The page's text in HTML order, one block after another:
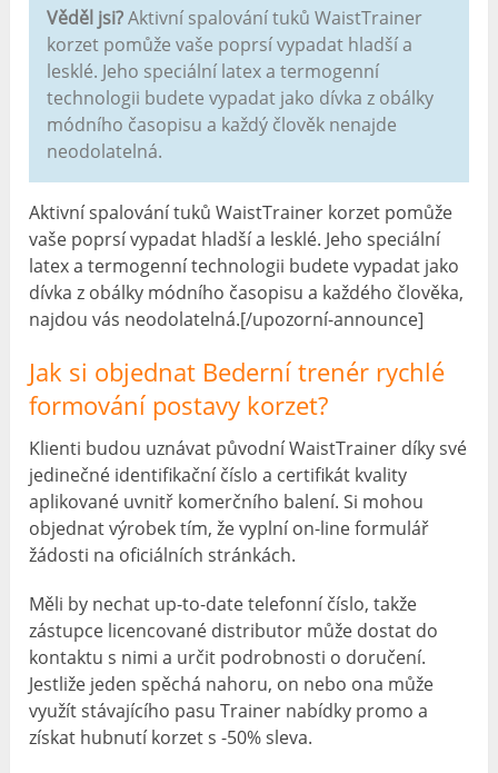
Věděl jsi?Aktivní spalování tuků WaistTrainer
korzet pomůže vaše poprsí vypadat hladší a
lesklé. Jeho speciální latex a termogenní
technologii budete vypadat jako dívka z obálky
módního časopisu a každý člověk nenajde
neodolatelná.
Aktivní spalování tuků WaistTrainer korzet pomůže
vaše poprsí vypadat hladší a lesklé. Jeho speciální
latex a termogenní technologii budete vypadat jako
dívka z obálky módního časopisu a každého člověka,
najdou vás neodolatelná.[/upozorní-announce]
Jak si objednat Bederní trenér rychlé
formování postavy korzet?
Klienti budou uznávat původní WaistTrainer díky své
jedinečné identifikační číslo a certifikát kvality
aplikované uvnitř komerčního balení. Si mohou
objednat výrobek tím, že vyplní on-line formulář
žádosti na oficiálních stránkách.
Měli by nechat up-to-date telefonní číslo, takže
zástupce licencované distributor může dostat do
kontaktu s nimi a určit podrobnosti o doručení.
Jestliže jeden spěchá nahoru, on nebo ona může
využít stávajícího pasu Trainer nabídky promo a
získat hubnutí korzet s -50% sleva.